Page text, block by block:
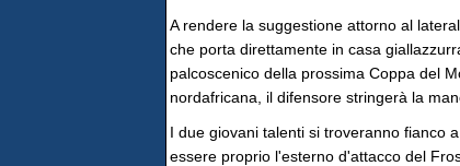
A rendere la suggestione attorno al
che porta direttamente in casa
palcoscenico della prossima Coppa del
nordafricana, il difensore stringerà la
I due giovani talenti si troveranno fianco
essere proprio l'esterno d'attacco del